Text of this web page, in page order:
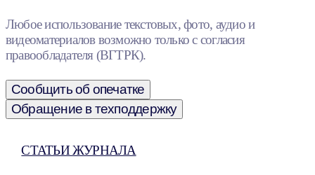
Любое использование текстовых, фото, аудио и
видеоматериалов возможно только с согласия
правообладателя (ВГТРК).
Сообщить об опечатке
Обращение в техподдержку
СТАТЬИ ЖУРНАЛА